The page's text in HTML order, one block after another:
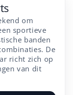
om
sportieve
banden
De
richt zich op
van dit